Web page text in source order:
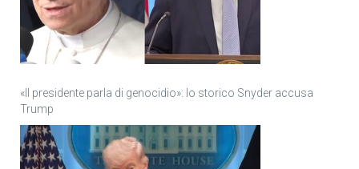
«Il presidente parla di genocidio»: lo storico Snyder accusa
Trump